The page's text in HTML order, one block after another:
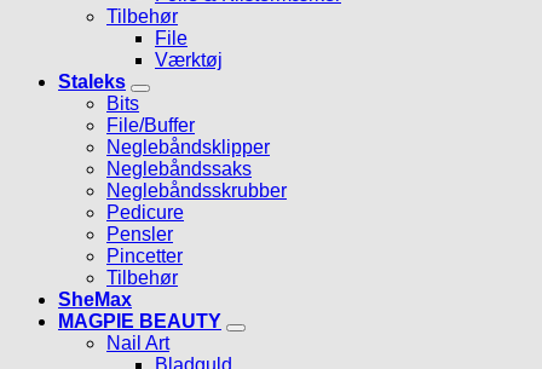
Tilbehør
File
Værktøj
Staleks
Bits
File/Buffer
Neglebåndsklipper
Neglebåndssaks
Neglebåndsskrubber
Pedicure
Pensler
Pincetter
Tilbehør
SheMax
MAGPIE BEAUTY
Nail Art
Bladguld